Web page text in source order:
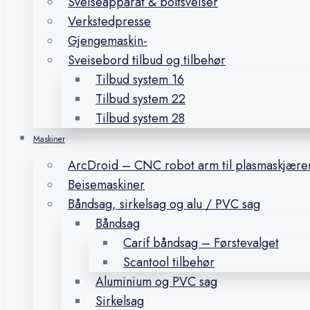
Verkstedpresse
Gjengemaskin-
Sveisebord tilbud og tilbehør
Tilbud system 16
Tilbud system 22
Tilbud system 28
Maskiner
ArcDroid – CNC robot arm til
Beisemaskiner
Båndsag, sirkelsag og alu / PVC sag
Båndsag
Carif båndsag – Førstevalget
Scantool tilbehør
Aluminium og PVC sag
Sirkelsag